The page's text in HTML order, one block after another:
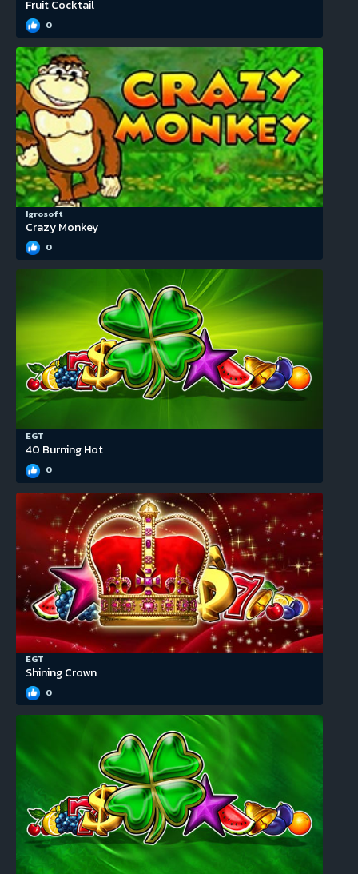
Fruit Cocktail
0
Igrosoft
Crazy Monkey
0
EGT
40 Burning Hot
0
EGT
Shining Crown
0